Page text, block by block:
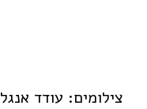
צילומים: עודד אנגל